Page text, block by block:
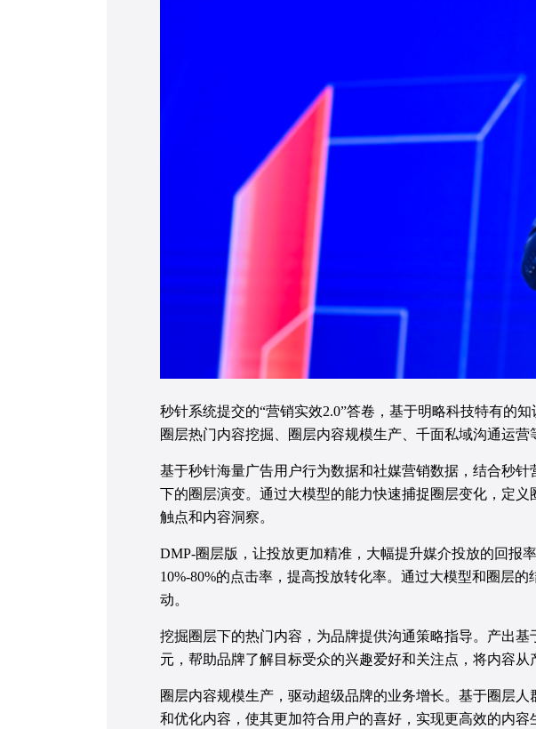
秒针系统提交的“营销实效2.0”答卷，基于明略科技特有的
圈层热门内容挖掘、圈层内容规模生产、千面私域沟通运营
基于秒针海量广告用户行为数据和社媒营销数据，结合秒
下的圈层演变。通过大模型的能力快速捕捉圈层变化，定
触点和内容洞察。
DMP-圈层版，让投放更加精准，大幅提升媒介投放的回报
10%-80%的点击率，提高投放转化率。通过大模型和圈层
动。
挖掘圈层下的热门内容，为品牌提供沟通策略指导。产出
元，帮助品牌了解目标受众的兴趣爱好和关注点，将内容
圈层内容规模生产，驱动超级品牌的业务增长。基于圈层
和优化内容，使其更加符合用户的喜好，实现更高效的内